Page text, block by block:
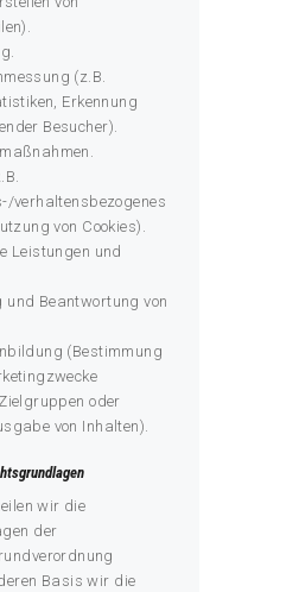
(z.B.
Erkennung
Besucher).
verhaltensbezogenes
von Cookies).
Leistungen und
und Beantwortung von
(Bestimmung
oder
von Inhalten).
wir die
der
Basis wir die